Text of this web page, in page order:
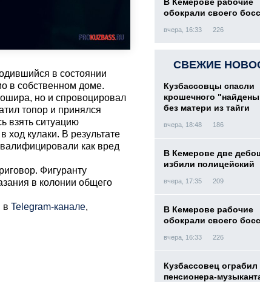
в состоянии
в собственном доме.
но и спровоцировал
топор и принялся
взять ситуацию
ход кулаки. В результате
как вред
Фигуранту
в колонии общего
в Telegram-канале,
обокрали своего
вчера, 16:33 226
СВЕЖИЕ
Кузбассовцы спасли
крошечного
без матери из тайги
вчера, 18:48 186
В Кемерове две
избили полицейский
вчера, 17:35 209
В Кемерове рабочие
обокрали своего
вчера, 16:33 226
Кузбассовец ограбил
пенсионера-